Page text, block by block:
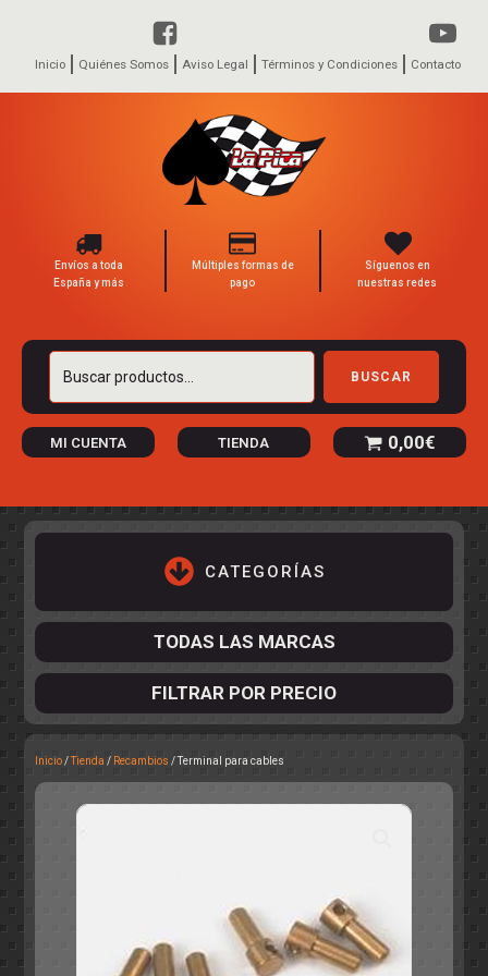
Inicio Quiénes Somos Aviso Legal Términos y Condiciones Contacto
Envíos a toda
España y más
Múltiples formas de
pago
Síguenos en
nuestras redes
Buscar
BUSCAR
MI CUENTA TIENDA 0,00€
CATEGORÍAS
TODAS LAS MARCAS
FILTRAR POR PRECIO
Inicio/Tienda / Recambios / Terminal para cables